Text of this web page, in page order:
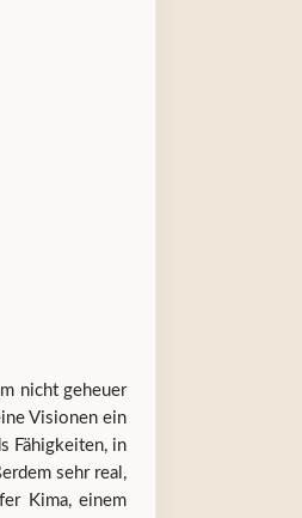
nicht geheuer
Visionen ein
Fähigkeiten, in
sehr real,
Kima, einem